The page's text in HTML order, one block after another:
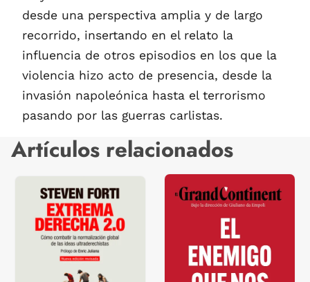
desde una perspectiva amplia y de largo
recorrido, insertando en el relato la
influencia de otros episodios en los que la
violencia hizo acto de presencia, desde la
invasión napoleónica hasta el terrorismo
pasando por las guerras carlistas.
Artículos relacionados